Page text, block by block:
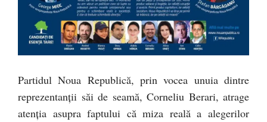
Partidul Noua Republică, prin vocea unuia dintre
reprezentanții săi de seamă, Corneliu Berari, atrage
atenția asupra faptului că miza reală a alegerilor